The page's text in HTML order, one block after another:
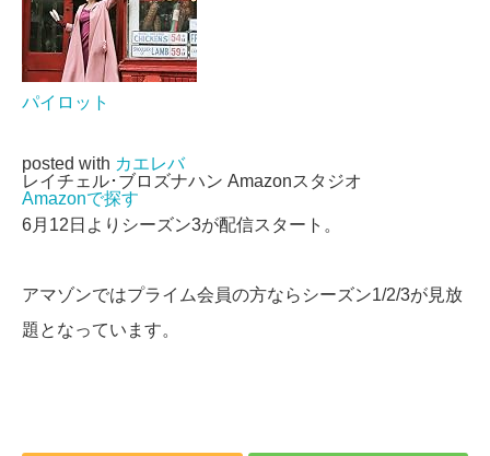
パイロット
posted with カエレバ
レイチェル･ブロズナハン Amazonスタジオ
Amazonで探す
6月12日よりシーズン3が配信スタート。
アマゾンではプライム会員の方ならシーズン1/2/3が見放
題となっています。